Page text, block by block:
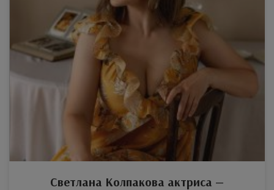
Светлана Колпакова актриса —